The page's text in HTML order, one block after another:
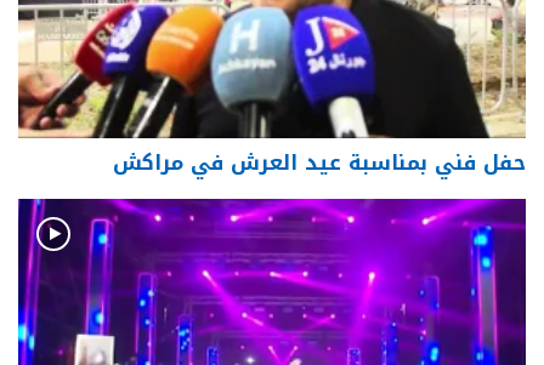
حفل فني بمناسبة عيد العرش في مراكش